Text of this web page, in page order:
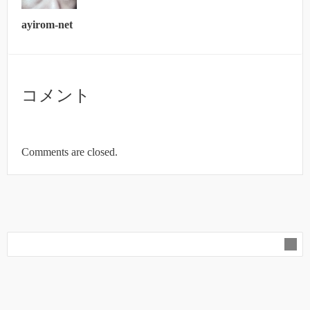
ayirom-net
コメント
Comments are closed.